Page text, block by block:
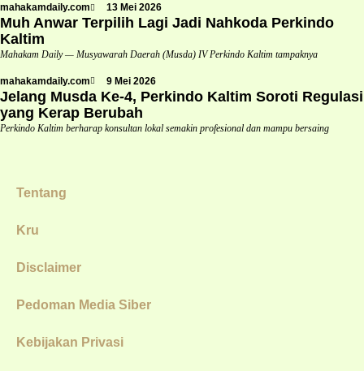
mahakamdaily.com
13 Mei 2026
Muh Anwar Terpilih Lagi Jadi Nahkoda Perkindo
Kaltim
Mahakam Daily — Musyawarah Daerah (Musda) IV Perkindo Kaltim tampaknya
mahakamdaily.com 9 Mei 2026
Jelang Musda Ke-4, Perkindo Kaltim Soroti Regulasi
yang Kerap Berubah
Perkindo Kaltim berharap konsultan lokal semakin profesional dan mampu bersaing
Tentang
Kru
Disclaimer
Pedoman Media Siber
Kebijakan Privasi